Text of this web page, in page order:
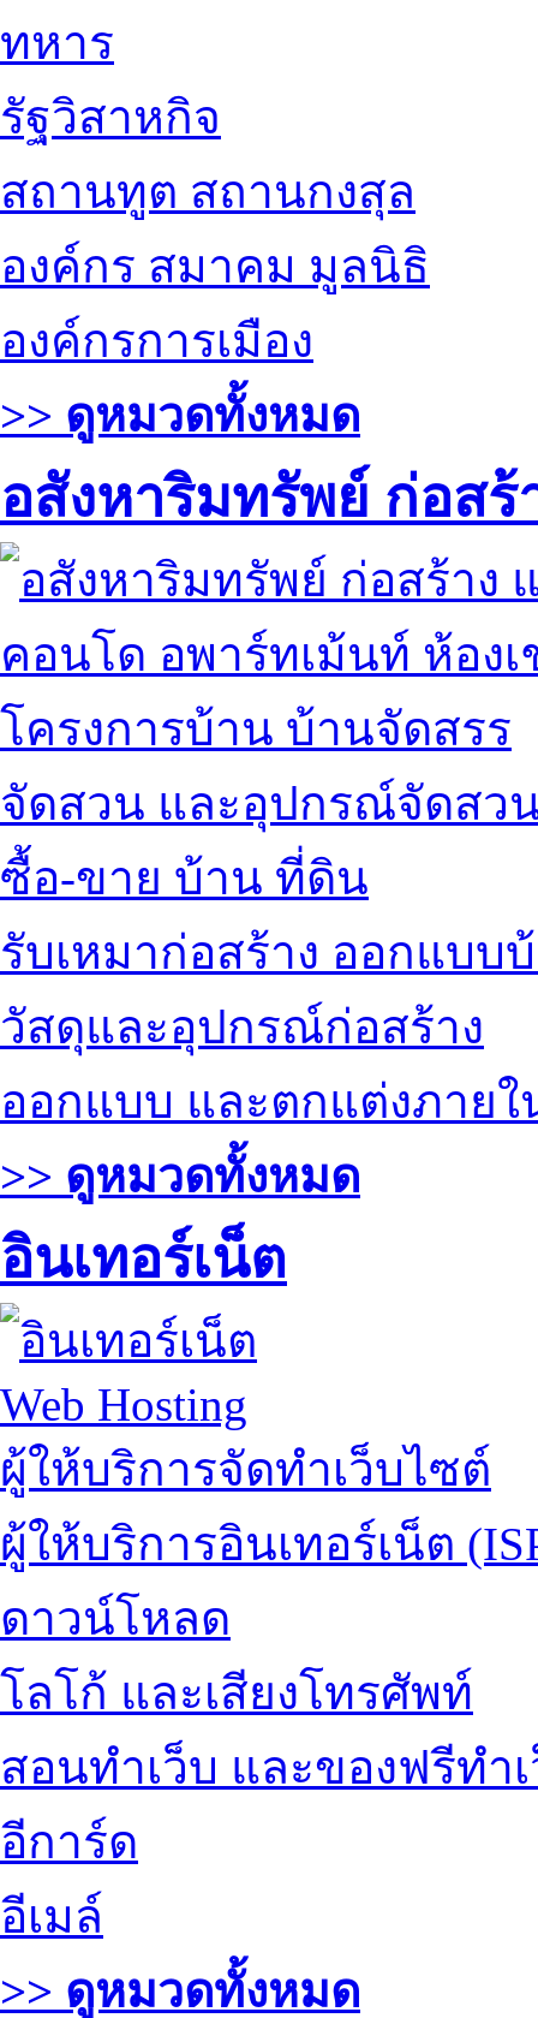
ทหาร
รัฐวิสาหกิจ
สถานทูต สถานกงสุล
องค์กร สมาคม มูลนิธิ
องค์กรการเมือง
>> ดูหมวดทั้งหมด
อสังหาริมทรัพย์ ก่อส
คอนโด อพาร์ทเม้นท์ ห้องเ
โครงการบ้าน บ้านจัดสรร
จัดสวน และอุปกรณ์จัดสว
ซื้อ-ขาย บ้าน ที่ดิน
รับเหมาก่อสร้าง ออกแบบ
วัสดุและอุปกรณ์ก่อสร้าง
ออกแบบ และตกแต่งภายใ
>> ดูหมวดทั้งหมด
อินเทอร์เน็ต
Web Hosting
ผู้ให้บริการจัดทำเว็บไซต์
ผู้ให้บริการอินเทอร์เน็ต
ดาวน์โหลด
โลโก้ และเสียงโทรศัพท์
สอนทำเว็บ และของฟรีทำ
อีการ์ด
อีเมล์
>> ดูหมวดทั้งหมด